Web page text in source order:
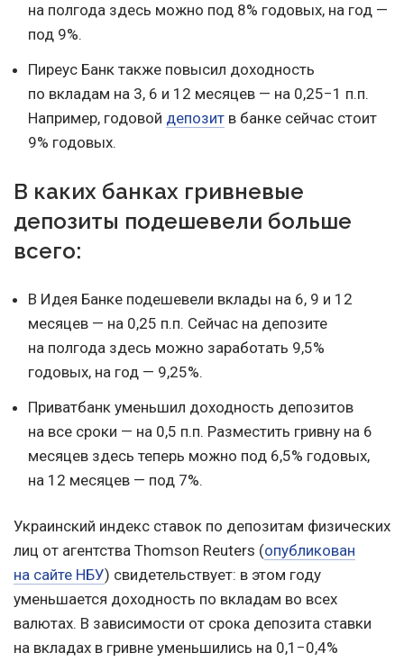
на полгода здесь можно под 8% годовых, на год —
под 9%.
Пиреус Банк также повысил доходность
по вкладам на 3, 6 и 12 месяцев — на 0,25−1 п.п.
Например, годовой депозит в банке сейчас стоит
9% годовых.
В каких банках гривневые
депозиты подешевели больше
всего:
В Идея Банке подешевели вклады на 6, 9 и 12
месяцев — на 0,25 п.п. Сейчас на депозите
на полгода здесь можно заработать 9,5%
годовых, на год — 9,25%.
Приватбанк уменьшил доходность депозитов
на все сроки — на 0,5 п.п. Разместить гривну на 6
месяцев здесь теперь можно под 6,5% годовых,
на 12 месяцев — под 7%.
Украинский индекс ставок по депозитам физических
лиц от агентства Thomson Reuters (опубликован
на сайте НБУ) свидетельствует: в этом году
уменьшается доходность по вкладам во всех
валютах. В зависимости от срока депозита ставки
на вкладах в гривне уменьшились на 0,1−0,4%